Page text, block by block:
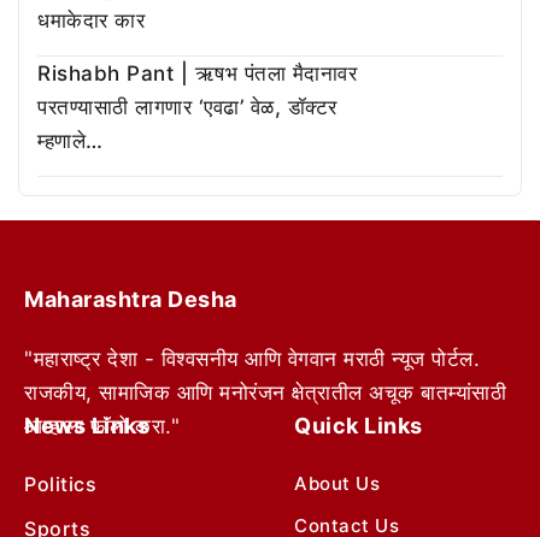
धमाकेदार कार
Rishabh Pant | ऋषभ पंतला मैदानावर
परतण्यासाठी लागणार ‘एवढा’ वेळ, डॉक्टर
म्हणाले…
Maharashtra Desha
"महाराष्ट्र देशा - विश्वसनीय आणि वेगवान मराठी न्यूज पोर्टल.
राजकीय, सामाजिक आणि मनोरंजन क्षेत्रातील अचूक बातम्यांसाठी
आम्हाला फॉलो करा."
News Links
Politics
Sports
Quick Links
About Us
Contact Us